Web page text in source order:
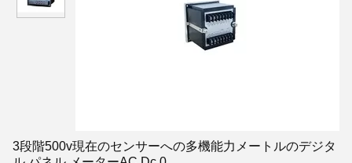
3段階500v現在のセンサーへの多機能力メートルのデジタ